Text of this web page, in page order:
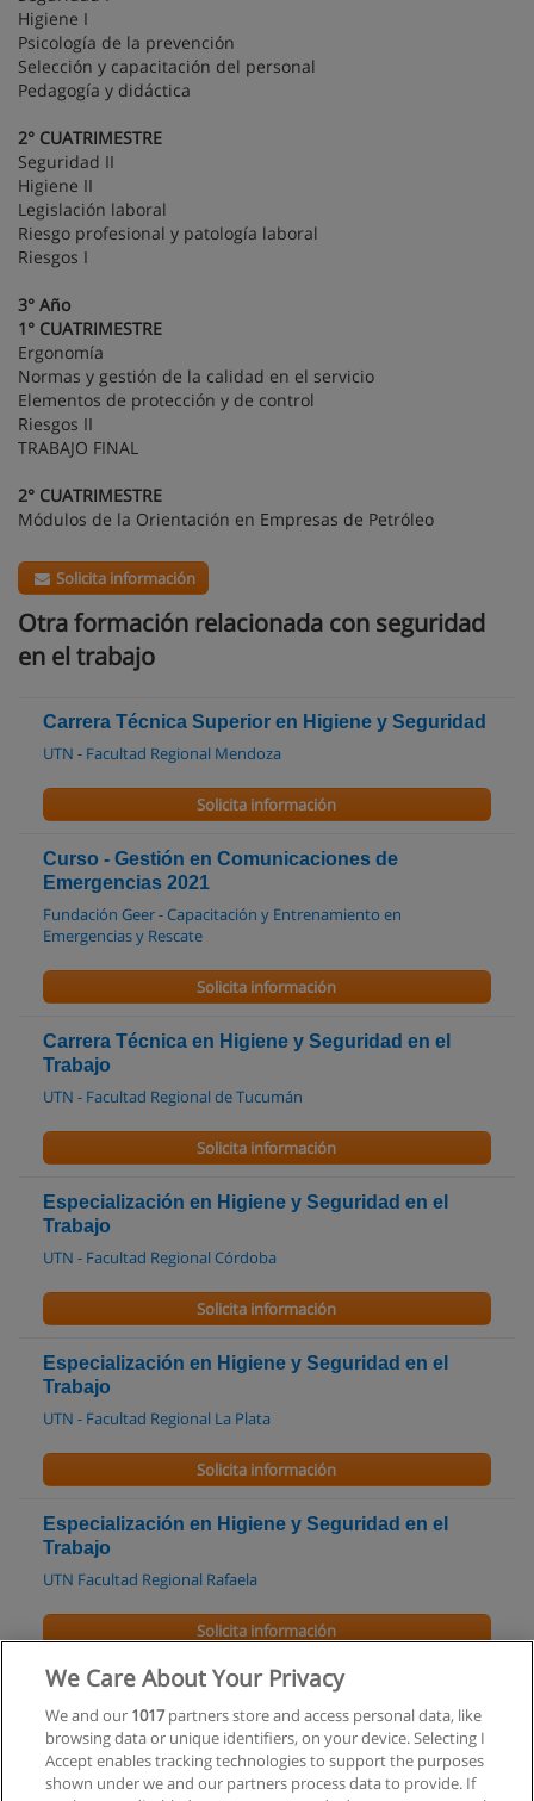
Higiene I
Psicología de la prevención
Selección y capacitación del personal
Pedagogía y didáctica
2° CUATRIMESTRE
Seguridad II
Higiene II
Legislación laboral
Riesgo profesional y patología laboral
Riesgos I
3° Año
1° CUATRIMESTRE
Ergonomía
Normas y gestión de la calidad en el servicio
Elementos de protección y de control
Riesgos II
TRABAJO FINAL
2° CUATRIMESTRE
Módulos de la Orientación en Empresas de Petróleo
Solicita información
Otra formación relacionada con seguridad
en el trabajo
Carrera Técnica Superior en Higiene y Seguridad
UTN - Facultad Regional Mendoza
Solicita información
Curso - Gestión en Comunicaciones de
Emergencias 2021
Fundación Geer - Capacitación y Entrenamiento en
Emergencias y Rescate
Solicita información
Carrera Técnica en Higiene y Seguridad en el
Trabajo
UTN - Facultad Regional de Tucumán
Solicita información
Especialización en Higiene y Seguridad en el
Trabajo
UTN - Facultad Regional Córdoba
Solicita información
Especialización en Higiene y Seguridad en el
Trabajo
UTN - Facultad Regional La Plata
Solicita información
Especialización en Higiene y Seguridad en el
Trabajo
UTN Facultad Regional Rafaela
Solicita información
Carrera Técnica Superior en Higiene y Seguridad
en el Trabajo
UTN Facultad Regional Río Grande
Solicita información
We Care About Your Privacy
We and our 1017partners store and access personal data, like
browsing data or unique identifiers, on your device. Selecting I
Accept enables tracking technologies to support the purposes
shown under we and our partners process data to provide. If